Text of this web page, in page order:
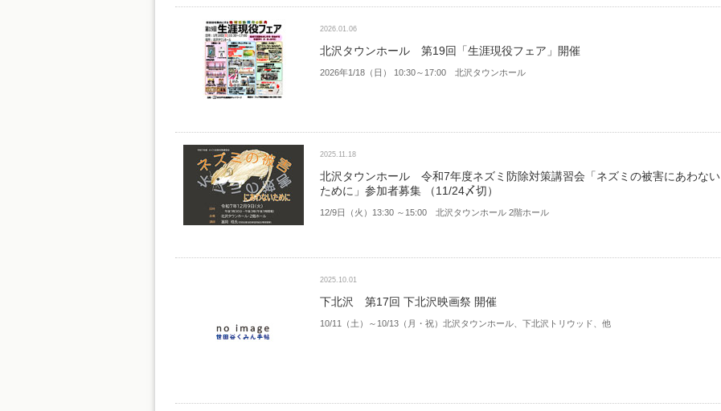
2026.01.06
北沢タウンホール 第19回「生涯現役フェア」開催
2026年1/18（日） 10:30～17:00 北沢タウンホール
2025.11.18
北沢タウンホール 令和7年度ネズミ防除対策講習会「ネズミの被害にあわない
ために」参加者募集 （11/24〆切）
12/9日（火）13:30 ～15:00 北沢タウンホール 2階ホール
2025.10.01
下北沢 第17回 下北沢映画祭 開催
10/11（土）～10/13（月・祝）北沢タウンホール、下北沢トリウッド、他